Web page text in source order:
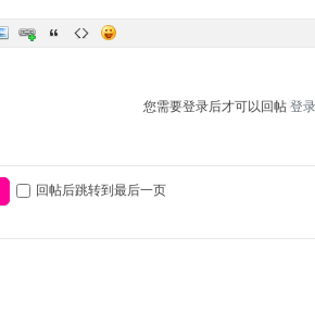
您需要登录后才可以回帖 登录
回帖后跳转到最后一页